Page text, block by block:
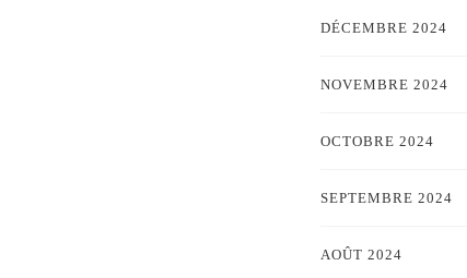
DÉCEMBRE 2024
NOVEMBRE 2024
OCTOBRE 2024
SEPTEMBRE 2024
AOÛT 2024